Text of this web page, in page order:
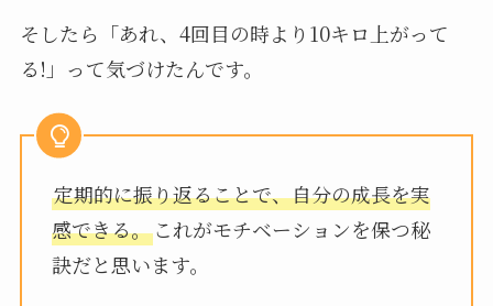
そしたら「あれ、4回目の時より10キロ上がって
る!」って気づけたんです。
定期的に振り返ることで、自分の成長を実
感できる。これがモチベーションを保つ秘
訣だと思います。